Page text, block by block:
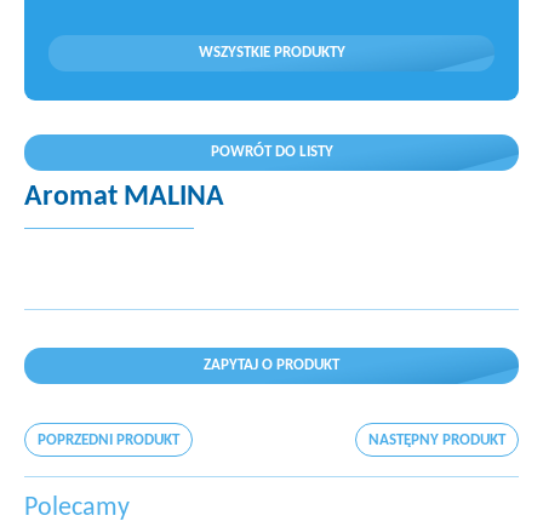
WSZYSTKIE PRODUKTY
POWRÓT DO LISTY
Aromat MALINA
ZAPYTAJ O PRODUKT
POPRZEDNI PRODUKT NASTĘPNY PRODUKT
Polecamy